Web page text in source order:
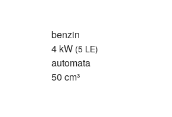
benzin
4 kW (5 LE)
automata
50 cm³